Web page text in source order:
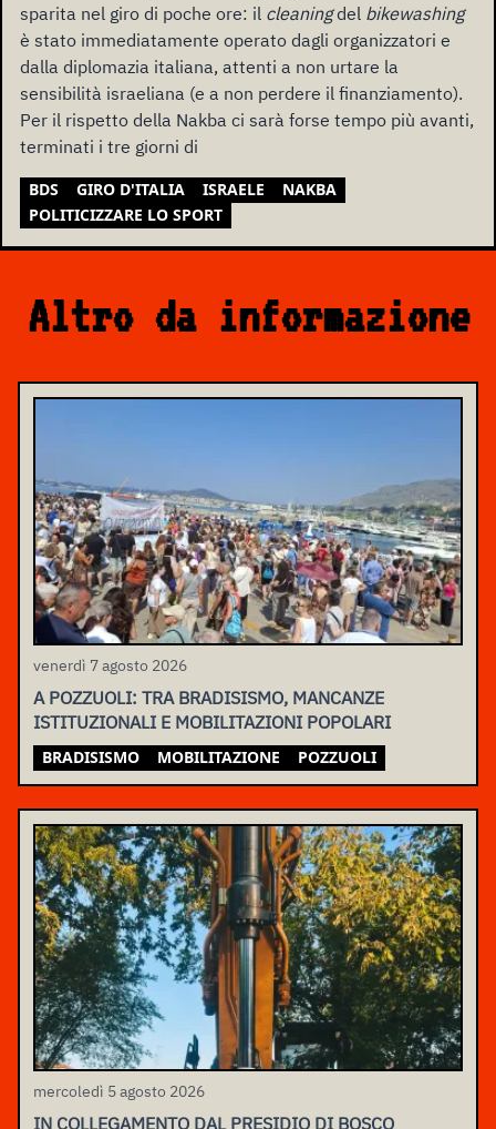
sparita nel giro di poche ore: il cleaningdel bikewashing
è stato immediatamente operato dagli organizzatori e
dalla diplomazia italiana, attenti a non urtare la
sensibilità israeliana (e a non perdere il finanziamento).
Per il rispetto della Nakba ci sarà forse tempo più avanti,
terminati i tre giorni di
BDS GIRO D'ITALIA ISRAELE
NAKBA
POLITICIZZARE LO SPORT
Altro da informazione
venerdì 7 agosto 2026
A POZZUOLI: TRA BRADISISMO, MANCANZE
ISTITUZIONALI E MOBILITAZIONI POPOLARI
BRADISISMO MOBILITAZIONE POZZUOLI
mercoledì 5 agosto 2026
IN COLLEGAMENTO DAL PRESIDIO DI BOSCO